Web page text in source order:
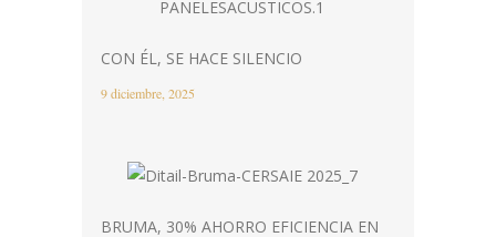
CON ÉL, SE HACE SILENCIO
9 diciembre, 2025
BRUMA, 30% AHORRO EFICIENCIA EN